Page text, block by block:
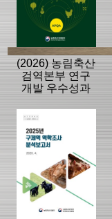
(2026) 농림축산
검역본부 연구
개발 우수성과